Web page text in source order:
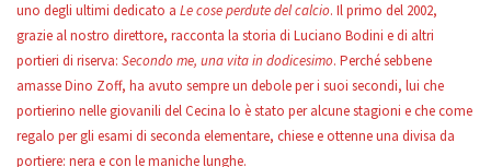
uno degli ultimi dedicato a Le cose perdute del calcio. Il primo del 2002,
grazie al nostro direttore, racconta la storia di Luciano Bodini e di altri
portieri di riserva: Secondo me, una vita in dodicesimo. Perché sebbene
amasse Dino Zoff, ha avuto sempre un debole per i suoi secondi, lui che
portierino nelle giovanili del Cecina lo è stato per alcune stagioni e che come
regalo per gli esami di seconda elementare, chiese e ottenne una divisa da
portiere: nera e con le maniche lunghe.